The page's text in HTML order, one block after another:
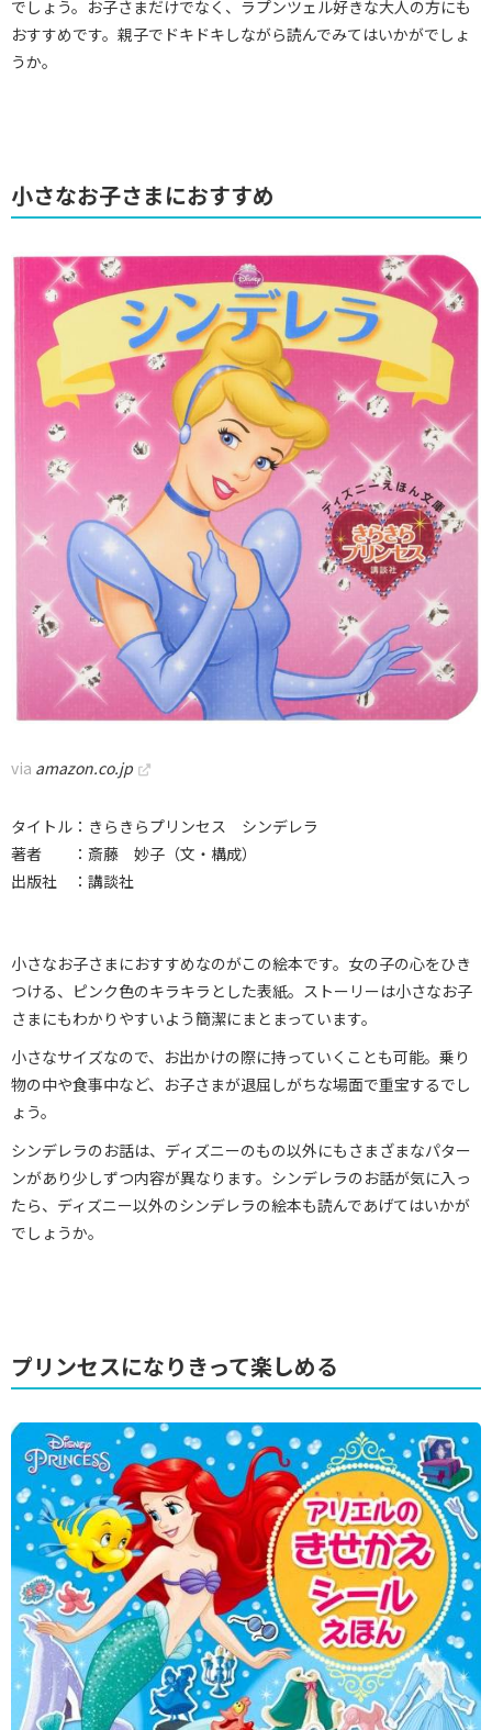
でしょう。お子さまだけでなく、ラプンツェル好きな大人の方にも
おすすめです。親子でドキドキしながら読んでみてはいかがでしょ
うか。
小さなお子さまにおすすめ
via amazon.co.jp
タイトル：きらきらプリンセス シンデレラ
著者 ：斎藤 妙子（文・構成）
出版社 ：講談社
小さなお子さまにおすすめなのがこの絵本です。女の子の心をひき
つける、ピンク色のキラキラとした表紙。ストーリーは小さなお子
さまにもわかりやすいよう簡潔にまとまっています。
小さなサイズなので、お出かけの際に持っていくことも可能。乗り
物の中や食事中など、お子さまが退屈しがちな場面で重宝するでし
ょう。
シンデレラのお話は、ディズニーのもの以外にもさまざまなパター
ンがあり少しずつ内容が異なります。シンデレラのお話が気に入っ
たら、ディズニー以外のシンデレラの絵本も読んであげてはいかが
でしょうか。
プリンセスになりきって楽しめる